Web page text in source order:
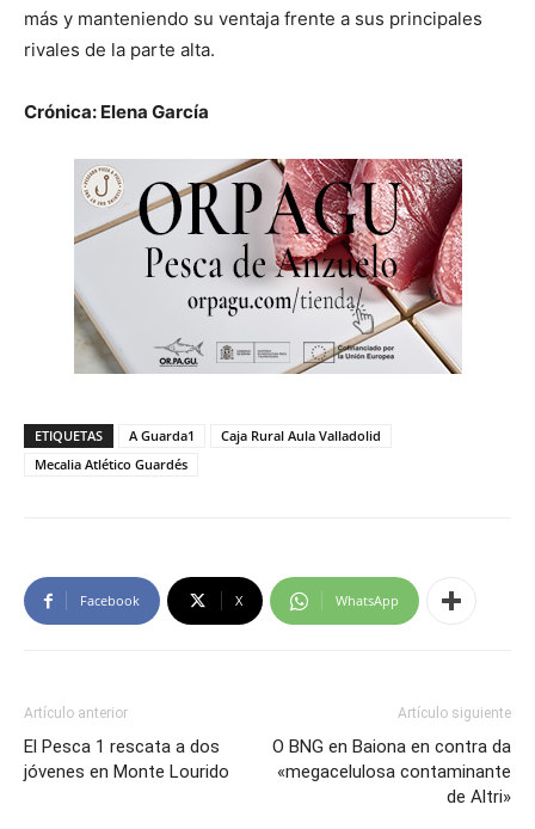
más y manteniendo su ventaja frente a sus principales
rivales de la parte alta.
Crónica: Elena García
ETIQUETAS A Guarda1
Caja Rural Aula Valladolid
Mecalia Atlético Guardés
Facebook X WhatsApp
Artículo anterior
El Pesca 1 rescata a dos
jóvenes en Monte Lourido
Artículo siguiente
O BNG en Baiona en contra da
«megacelulosa contaminante
de Altri»